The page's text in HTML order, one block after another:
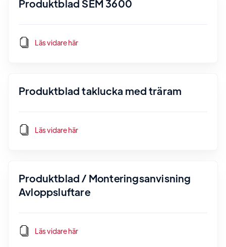
Produktblad SEM 3600
Läs vidare här
Produktblad taklucka med träram
Läs vidare här
Produktblad / Monteringsanvisning
Avloppsluftare
Läs vidare här